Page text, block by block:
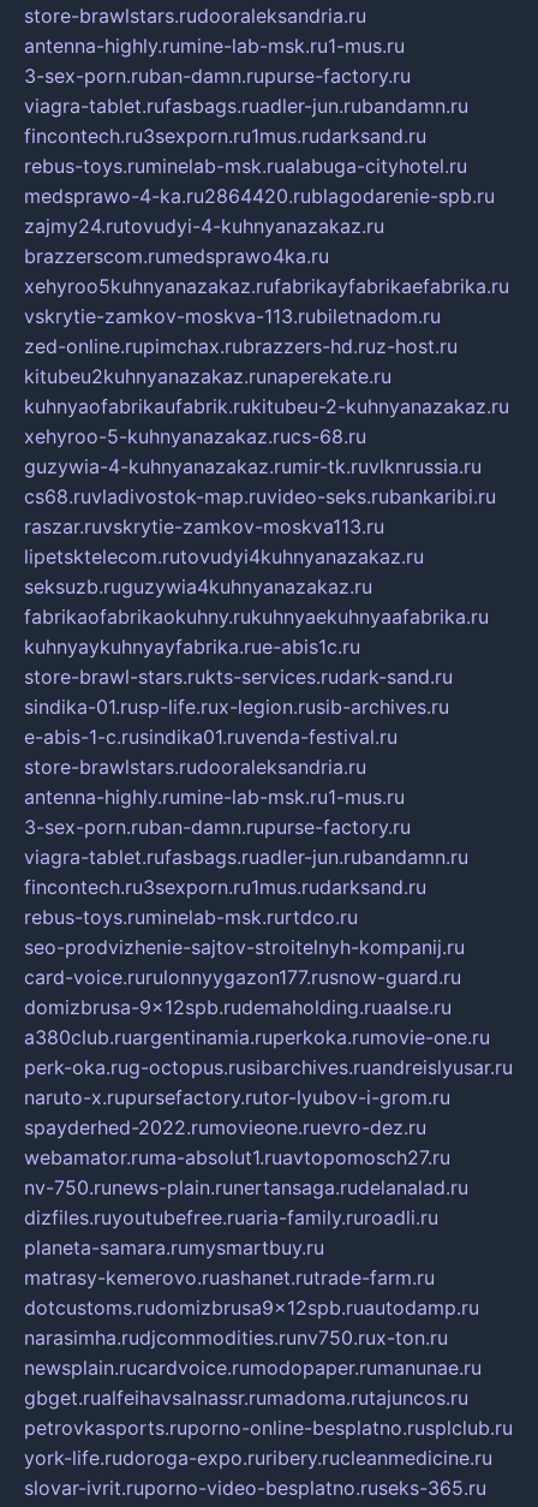
store-brawlstars.rudooraleksandria.ru
antenna-highly.rumine-lab-msk.ru1-mus.ru
3-sex-porn.ruban-damn.rupurse-factory.ru
viagra-tablet.rufasbags.ruadler-jun.rubandamn.ru
fincontech.ru3sexporn.ru1mus.rudarksand.ru
rebus-toys.ruminelab-msk.rualabuga-cityhotel.ru
medsprawo-4-ka.ru2864420.rublagodarenie-spb.ru
zajmy24.rutovudyi-4-kuhnyanazakaz.ru
brazzerscom.rumedsprawo4ka.ru
xehyroo5kuhnyanazakaz.rufabrikayfabrikaefabrika.ru
vskrytie-zamkov-moskva-113.rubiletnadom.ru
zed-online.rupimchax.rubrazzers-hd.ruz-host.ru
kitubeu2kuhnyanazakaz.runaperekate.ru
kuhnyaofabrikaufabrik.rukitubeu-2-kuhnyanazakaz.ru
xehyroo-5-kuhnyanazakaz.rucs-68.ru
guzywia-4-kuhnyanazakaz.rumir-tk.ruvlknrussia.ru
cs68.ruvladivostok-map.ruvideo-seks.rubankaribi.ru
raszar.ruvskrytie-zamkov-moskva113.ru
lipetsktelecom.rutovudyi4kuhnyanazakaz.ru
seksuzb.ruguzywia4kuhnyanazakaz.ru
fabrikaofabrikaokuhny.rukuhnyaekuhnyaafabrika.ru
kuhnyaykuhnyayfabrika.rue-abis1c.ru
store-brawl-stars.rukts-services.rudark-sand.ru
sindika-01.rusp-life.rux-legion.rusib-archives.ru
e-abis-1-c.rusindika01.ruvenda-festival.ru
store-brawlstars.rudooraleksandria.ru
antenna-highly.rumine-lab-msk.ru1-mus.ru
3-sex-porn.ruban-damn.rupurse-factory.ru
viagra-tablet.rufasbags.ruadler-jun.rubandamn.ru
fincontech.ru3sexporn.ru1mus.rudarksand.ru
rebus-toys.ruminelab-msk.rurtdco.ru
seo-prodvizhenie-sajtov-stroitelnyh-kompanij.ru
card-voice.rurulonnyygazon177.rusnow-guard.ru
domizbrusa-9x12spb.rudemaholding.ruaalse.ru
a380club.ruargentinamia.ruperkoka.rumovie-one.ru
perk-oka.rug-octopus.rusibarchives.ruandreislyusar.ru
naruto-x.rupursefactory.rutor-lyubov-i-grom.ru
spayderhed-2022.rumovieone.ruevro-dez.ru
webamator.ruma-absolut1.ruavtopomosch27.ru
nv-750.runews-plain.runertansaga.rudelanalad.ru
dizfiles.ruyoutubefree.ruaria-family.ruroadli.ru
planeta-samara.rumysmartbuy.ru
matrasy-kemerovo.ruashanet.rutrade-farm.ru
dotcustoms.rudomizbrusa9x12spb.ruautodamp.ru
narasimha.rudjcommodities.runv750.rux-ton.ru
newsplain.rucardvoice.rumodopaper.rumanunae.ru
gbget.rualfeihavsalnassr.rumadoma.rutajuncos.ru
petrovkasports.ruporno-online-besplatno.rusplclub.ru
york-life.rudoroga-expo.ruribery.rucleanmedicine.ru
slovar-ivrit.ruporno-video-besplatno.ruseks-365.ru